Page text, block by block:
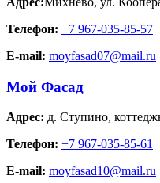
Телефон: +7 967-035-85-57
E-mail: moyfasad07@mail.ru
Мой Фасад
Адрес: д. Ступино,
Телефон: +7 967-035-85-61
E-mail: moyfasad10@mail.ru